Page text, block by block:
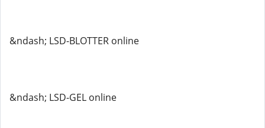
&ndash; LSD-BLOTTER online
&ndash; LSD-GEL online